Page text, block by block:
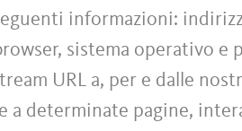
informazioni:
sistema operativo e
URL a, per e dalle
determinate pagine,